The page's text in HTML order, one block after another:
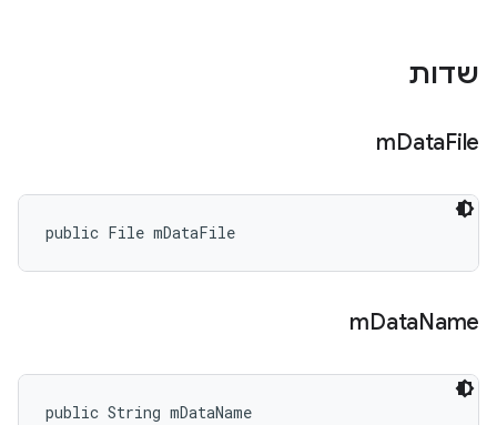
שדות
mDataFile
public File mDataFile
mDataName
public String mDataName